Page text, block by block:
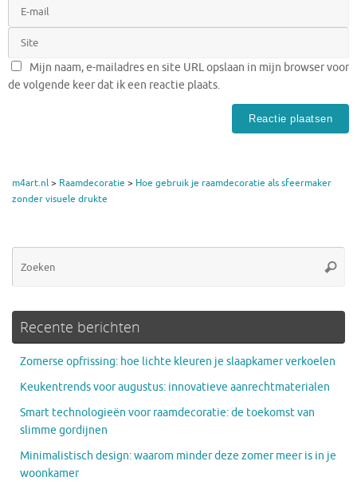
Mijn naam, e-mailadres en site URL opslaan in mijn browser voor
de volgende keer dat ik een reactie plaats.
m4art.nl> Raamdecoratie > Hoe gebruik je raamdecoratie als sfeermaker
zonder visuele drukte
Recente berichten
Zomerse opfrissing: hoe lichte kleuren je slaapkamer verkoelen
Keukentrends voor augustus: innovatieve aanrechtmaterialen
Smart technologieën voor raamdecoratie: de toekomst van
slimme gordijnen
Minimalistisch design: waarom minder deze zomer meer is in je
woonkamer